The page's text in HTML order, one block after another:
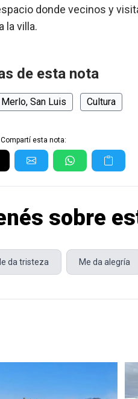
donde vecinos y
la villa.
de esta nota
Merlo, San Luis Cultura
Compartí esta nota:
sobre
da tristeza Me da alegría